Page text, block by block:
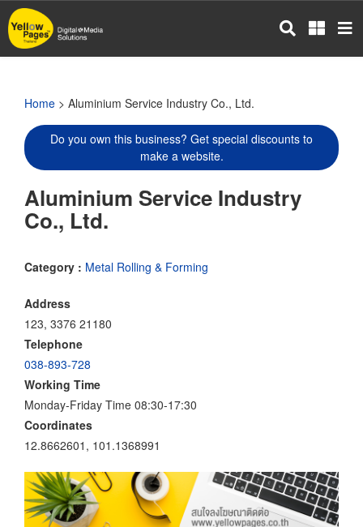
Skip
to
main
Home > Aluminium Service Industry Co., Ltd.
Do you own this business? Get special discounts to
make a website.
Aluminium Service Industry
Co., Ltd.
Category : Metal Rolling & Forming
Address
123, 3376 21180
Telephone
038-893-728
Working Time
Monday-Friday Time 08:30-17:30
Coordinates
12.8662601, 101.1368991